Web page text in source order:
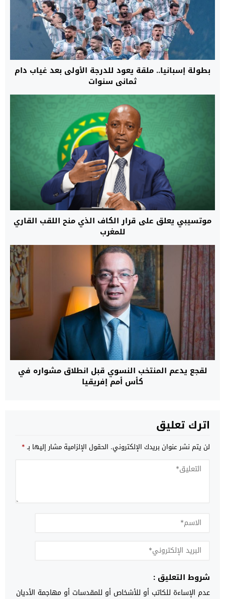
بطولة إسبانيا.. ملقة يعود للدرجة الأولى بعد غياب دام
ثماني سنوات
موتسيبي يعلق على قرار الكاف الذي منح اللقب القاري
للمغرب
لقجع يدعم المنتخب النسوي قبل انطلاق مشواره في
كأس أمم إفريقيا
اترك تعليق
لن يتم نشر عنوان بريدك الإلكتروني. الحقول الإلزامية مشار إليها بـ*
شروط التعليق :
عدم الإساءة للكاتب أو للأشخاص أو للمقدسات أو مهاجمة الأديان